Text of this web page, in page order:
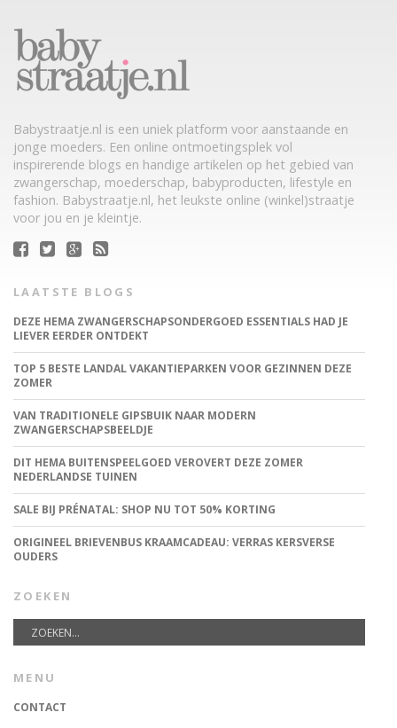
Babystraatje.nl is een uniek platform voor aanstaande en
jonge moeders. Een online ontmoetingsplek vol
inspirerende blogs en handige artikelen op het gebied van
zwangerschap, moederschap, babyproducten, lifestyle en
fashion. Babystraatje.nl, het leukste online (winkel)straatje
voor jou en je kleintje.
LAATSTE BLOGS
DEZE HEMA ZWANGERSCHAPSONDERGOED ESSENTIALS HAD JE
LIEVER EERDER ONTDEKT
TOP 5 BESTE LANDAL VAKANTIEPARKEN VOOR GEZINNEN DEZE
ZOMER
VAN TRADITIONELE GIPSBUIK NAAR MODERN
ZWANGERSCHAPSBEELDJE
DIT HEMA BUITENSPEELGOED VEROVERT DEZE ZOMER
NEDERLANDSE TUINEN
SALE BIJ PRÉNATAL: SHOP NU TOT 50% KORTING
ORIGINEEL BRIEVENBUS KRAAMCADEAU: VERRAS KERSVERSE
OUDERS
ZOEKEN
MENU
CONTACT